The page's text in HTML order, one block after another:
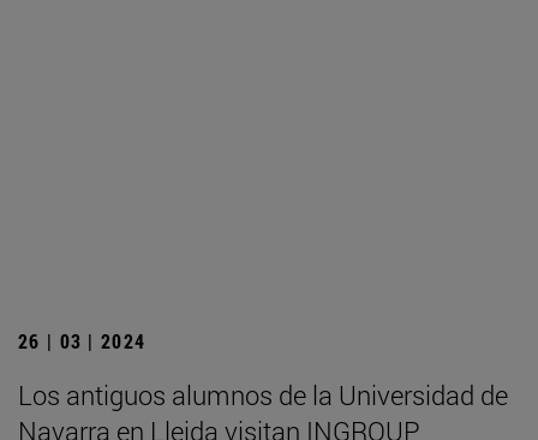
26 | 03 | 2024
Los antiguos alumnos de la Universidad de
Navarra en Lleida visitan INGROUP